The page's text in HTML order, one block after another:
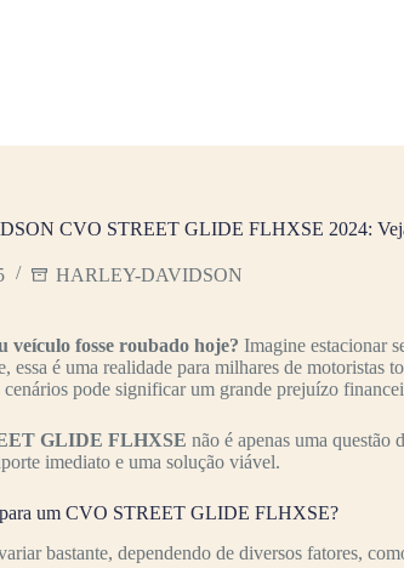
CVO STREET GLIDE FLHXSE 2024:
HARLEY-DAVIDSON
veículo fosse roubado hoje? Imagine estacionar
essa é uma realidade para milhares de motoristas
cenários pode significar um grande prejuízo
GLIDE FLHXSE não é apenas uma questão
imediato e uma solução viável.
para um CVO STREET GLIDE FLHXSE?
bastante, dependendo de diversos fatores,